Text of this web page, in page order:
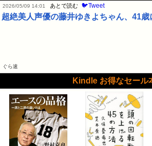
2026/05/09 14:01 あとで読む 🐦Tweet
超絶美人声優の藤井ゆきよちゃん、41歳
ぐら速
Kindle お得なセール